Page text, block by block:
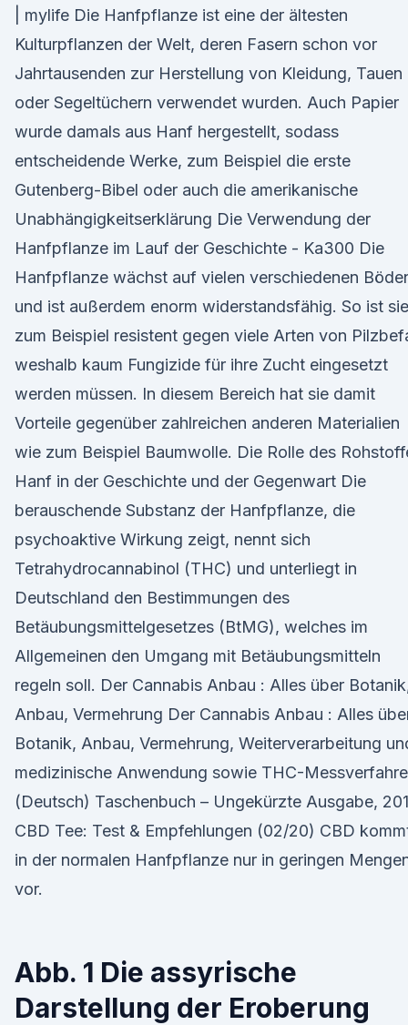
| mylife Die Hanfpflanze ist eine der ältesten
Kulturpflanzen der Welt, deren Fasern schon vor
Jahrtausenden zur Herstellung von Kleidung, Tauen
oder Segeltüchern verwendet wurden. Auch Papier
wurde damals aus Hanf hergestellt, sodass
entscheidende Werke, zum Beispiel die erste
Gutenberg-Bibel oder auch die amerikanische
Unabhängigkeitserklärung Die Verwendung der
Hanfpflanze im Lauf der Geschichte - Ka300 Die
Hanfpflanze wächst auf vielen verschiedenen
und ist außerdem enorm widerstandsfähig. So ist sie
zum Beispiel resistent gegen viele Arten von
weshalb kaum Fungizide für ihre Zucht eingesetzt
werden müssen. In diesem Bereich hat sie damit
Vorteile gegenüber zahlreichen anderen Materialien
wie zum Beispiel Baumwolle. Die Rolle des
Hanf in der Geschichte und der Gegenwart Die
berauschende Substanz der Hanfpflanze, die
psychoaktive Wirkung zeigt, nennt sich
Tetrahydrocannabinol (THC) und unterliegt in
Deutschland den Bestimmungen des
Betäubungsmittelgesetzes (BtMG), welches im
Allgemeinen den Umgang mit Betäubungsmitteln
regeln soll. Der Cannabis Anbau : Alles über
Anbau, Vermehrung Der Cannabis Anbau : Alles
Botanik, Anbau, Vermehrung, Weiterverarbeitung
medizinische Anwendung sowie THC-
(Deutsch) Taschenbuch – Ungekürzte Ausgabe,
CBD Tee: Test & Empfehlungen (02/20) CBD
in der normalen Hanfpflanze nur in geringen
vor.
Abb. 1 Die assyrische
Darstellung der Eroberung